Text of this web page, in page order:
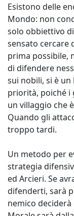
Esistono delle
Mondo: non
solo obbiettivo
sensato cercare
prima possibile,
di difendere
sui nobili, si è un
priorità, poiché i
un villaggio che
Quando gli
troppo tardi.
Un metodo per
strategia
ed Arcieri. Se
difenderti, sarà
nemico